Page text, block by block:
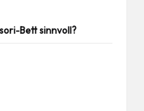
Bett sinnvoll?